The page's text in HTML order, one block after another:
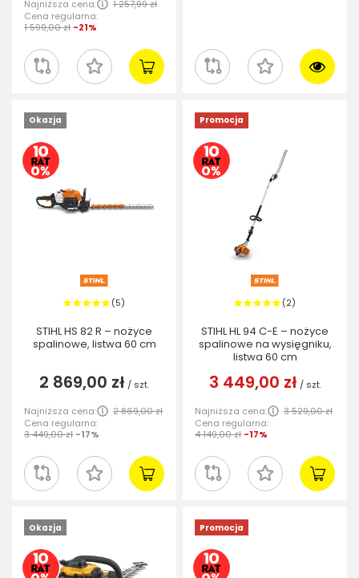
Najniższa cena:
1 257,99 zł
Cena regularna:
1 599,00 zł -21%
Okazja
(5)
STIHL HS 82 R – nożyce
spalinowe, listwa 60 cm
2 869,00 zł / szt.
Najniższa cena:
2 869,00 zł
Cena regularna:
3 449,00 zł -17%
Promocja
(2)
STIHL HL 94 C-E – nożyce
spalinowe na wysięgniku,
listwa 60 cm
3 449,00 zł / szt.
Najniższa cena:
3 529,00 zł
Cena regularna:
4 149,00 zł -17%
Okazja Promocja